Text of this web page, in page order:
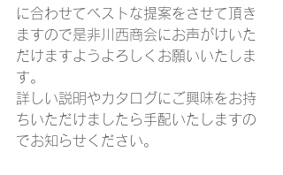
に合わせてベストな提案をさせて頂き
ますので是非川西商会にお声がけいた
だけますようよろしくお願いいたしま
す。
詳しい説明やカタログにご興味をお持
ちいただけましたら手配いたしますの
でお知らせください。